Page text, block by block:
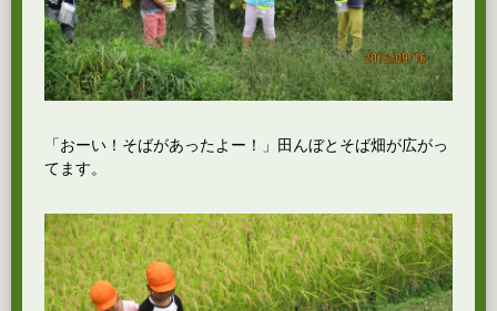
「おーい！そばがあったよー！」田んぼとそば畑が広がっ
てます。